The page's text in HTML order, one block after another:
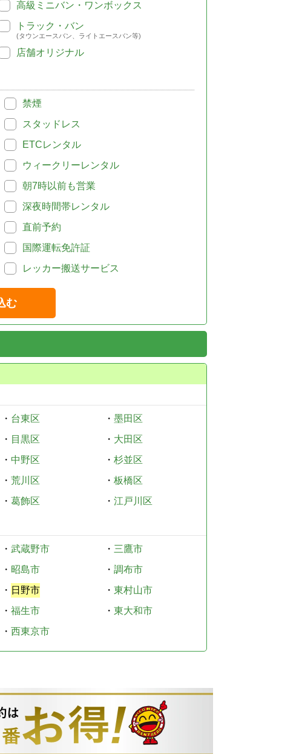
高級ミニバン・ワンボックス
トラック・バン
(タウンエースバン、ライトエースバン等)
店舗オリジナル
禁煙
スタッドレス
ETCレンタル
ウィークリーレンタル
朝7時以前も営業
深夜時間帯レンタル
直前予約
国際運転免許証
レッカー搬送サービス
む
・ 台東区 ・ 墨田区
・ 目黒区 ・ 大田区
・ 中野区 ・ 杉並区
・ 荒川区 ・ 板橋区
・ 葛飾区 ・ 江戸川区
・ 武蔵野市 ・ 三鷹市
・ 昭島市 ・ 調布市
・ 日野市 ・ 東村山市
・ 福生市 ・ 東大和市
・ 西東京市